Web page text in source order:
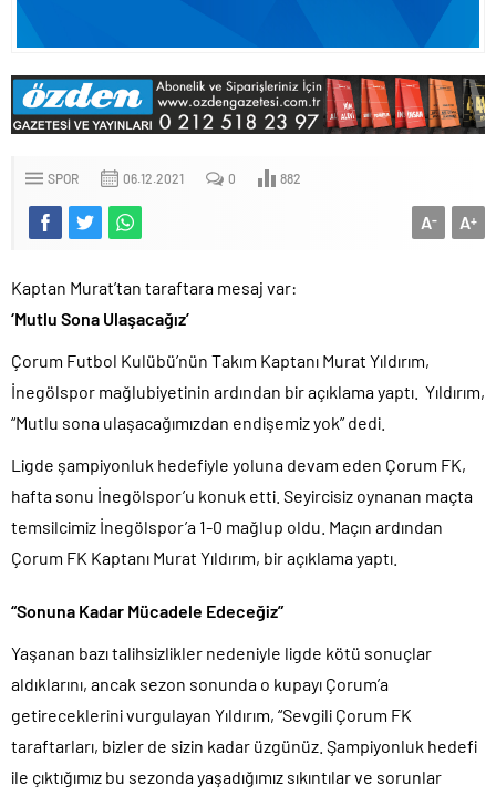
SPOR 06.12.2021 0 882
A+
A-
Kaptan Murat’tan taraftara mesaj var:
‘Mutlu Sona Ulaşacağız’
Çorum Futbol Kulübü’nün Takım Kaptanı Murat Yıldırım,
İnegölspor mağlubiyetinin ardından bir açıklama yaptı. Yıldırım,
“Mutlu sona ulaşacağımızdan endişemiz yok” dedi.
Ligde şampiyonluk hedefiyle yoluna devam eden Çorum FK,
hafta sonu İnegölspor’u konuk etti. Seyircisiz oynanan maçta
temsilcimiz İnegölspor’a 1-0 mağlup oldu. Maçın ardından
Çorum FK Kaptanı Murat Yıldırım, bir açıklama yaptı.
“Sonuna Kadar Mücadele Edeceğiz”
Yaşanan bazı talihsizlikler nedeniyle ligde kötü sonuçlar
aldıklarını, ancak sezon sonunda o kupayı Çorum’a
getireceklerini vurgulayan Yıldırım, “Sevgili Çorum FK
taraftarları, bizler de sizin kadar üzgünüz. Şampiyonluk hedefi
ile çıktığımız bu sezonda yaşadığımız sıkıntılar ve sorunlar